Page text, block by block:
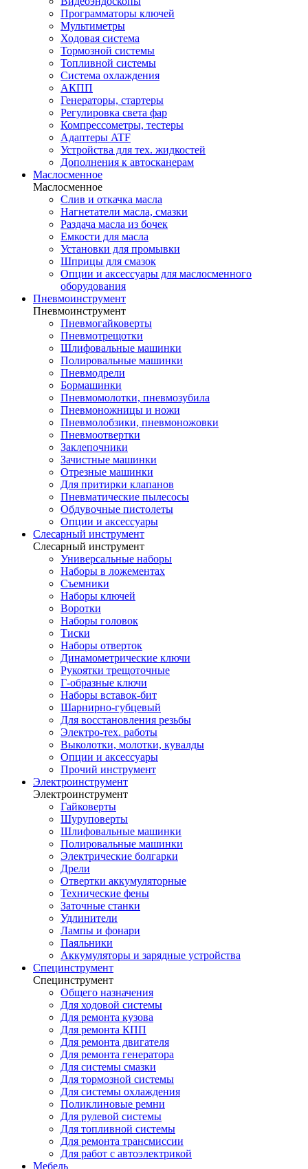
Программаторы ключей
Мультиметры
Ходовая система
Тормозной системы
Топливной системы
Система охлаждения
АКПП
Генераторы, стартеры
Регулировка света фар
Компрессометры, тестеры
Адаптеры ATF
Устройства для тех. жидкостей
Дополнения к автосканерам
Маслосменное
Маслосменное
Слив и откачка масла
Нагнетатели масла, смазки
Раздача масла из бочек
Емкости для масла
Установки для промывки
Шприцы для смазок
Опции и аксессуары для маслосменного
оборудования
Пневмоинструмент
Пневмоинструмент
Пневмогайковерты
Пневмотрещотки
Шлифовальные машинки
Полировальные машинки
Пневмодрели
Бормашинки
Пневмомолотки, пневмозубила
Пневмоножницы и ножи
Пневмолобзики, пневмоножовки
Пневмоотвертки
Заклепочники
Зачистные машинки
Отрезные машинки
Для притирки клапанов
Пневматические пылесосы
Обдувочные пистолеты
Опции и аксессуары
Слесарный инструмент
Слесарный инструмент
Универсальные наборы
Наборы в ложементах
Съемники
Наборы ключей
Воротки
Наборы головок
Тиски
Наборы отверток
Динамометрические ключи
Рукоятки трещоточные
Г-образные ключи
Наборы вставок-бит
Шарнирно-губцевый
Для восстановления резьбы
Электро-тех. работы
Выколотки, молотки, кувалды
Опции и аксессуары
Прочий инструмент
Электроинструмент
Электроинструмент
Гайковерты
Шуруповерты
Шлифовальные машинки
Полировальные машинки
Электрические болгарки
Дрели
Отвертки аккумуляторные
Технические фены
Заточные станки
Удлинители
Лампы и фонари
Паяльники
Аккумуляторы и зарядные устройства
Специнструмент
Специнструмент
Общего назначения
Для ходовой системы
Для ремонта кузова
Для ремонта КПП
Для ремонта двигателя
Для ремонта генератора
Для системы смазки
Для тормозной системы
Для системы охлаждения
Поликлиновые ремни
Для рулевой системы
Для топливной системы
Для ремонта трансмиссии
Для работ с автоэлектрикой
Мебель